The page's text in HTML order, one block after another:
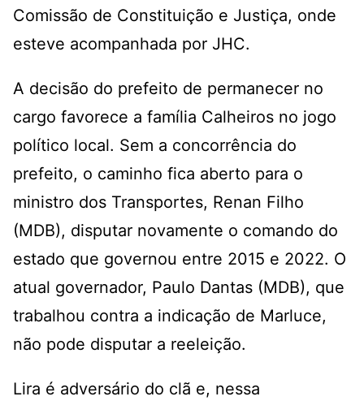
Comissão de Constituição e Justiça, onde
esteve acompanhada por JHC.
A decisão do prefeito de permanecer no
cargo favorece a família Calheiros no jogo
político local. Sem a concorrência do
prefeito, o caminho fica aberto para o
ministro dos Transportes, Renan Filho
(MDB), disputar novamente o comando do
estado que governou entre 2015 e 2022. O
atual governador, Paulo Dantas (MDB), que
trabalhou contra a indicação de Marluce,
não pode disputar a reeleição.
Lira é adversário do clã e, nessa